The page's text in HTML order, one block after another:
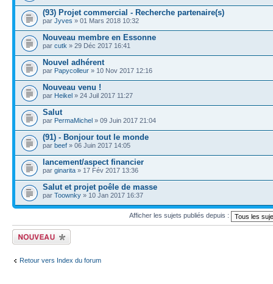
(93) Projet commercial - Recherche partenaire(s)
par Jyves » 01 Mars 2018 10:32
Nouveau membre en Essonne
par cutk » 29 Déc 2017 16:41
Nouvel adhérent
par Papycolleur » 10 Nov 2017 12:16
Nouveau venu !
par Heikel » 24 Juil 2017 11:27
Salut
par PermaMichel » 09 Juin 2017 21:04
(91) - Bonjour tout le monde
par beef » 06 Juin 2017 14:05
lancement/aspect financier
par ginarita » 17 Fév 2017 13:36
Salut et projet poêle de masse
par Toownky » 10 Jan 2017 16:37
Afficher les sujets publiés depuis :
Publier un nouveau
sujet
Retour vers Index du forum